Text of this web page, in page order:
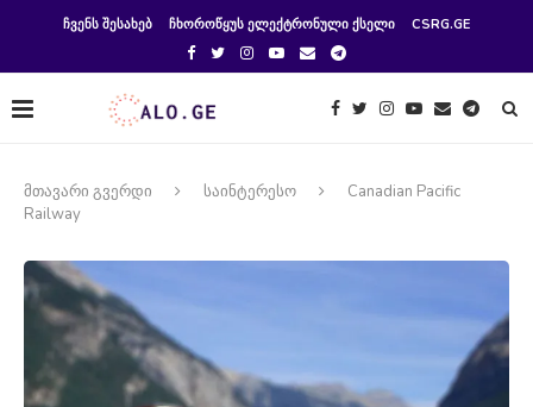
ᲩᲕᲔᲜᲡ ᲨᲔᲡᲐᲮᲔᲑ ᲩᲮᲝᲠᲝᲬᲧᲣᲡ ᲔᲚᲔᲥᲢᲠᲝᲜᲣᲚᲘ ᲥᲡᲔᲚᲘ CSRG.GE
მთავარი გვერდი საინტერესო
Canadian Pacific
Railway